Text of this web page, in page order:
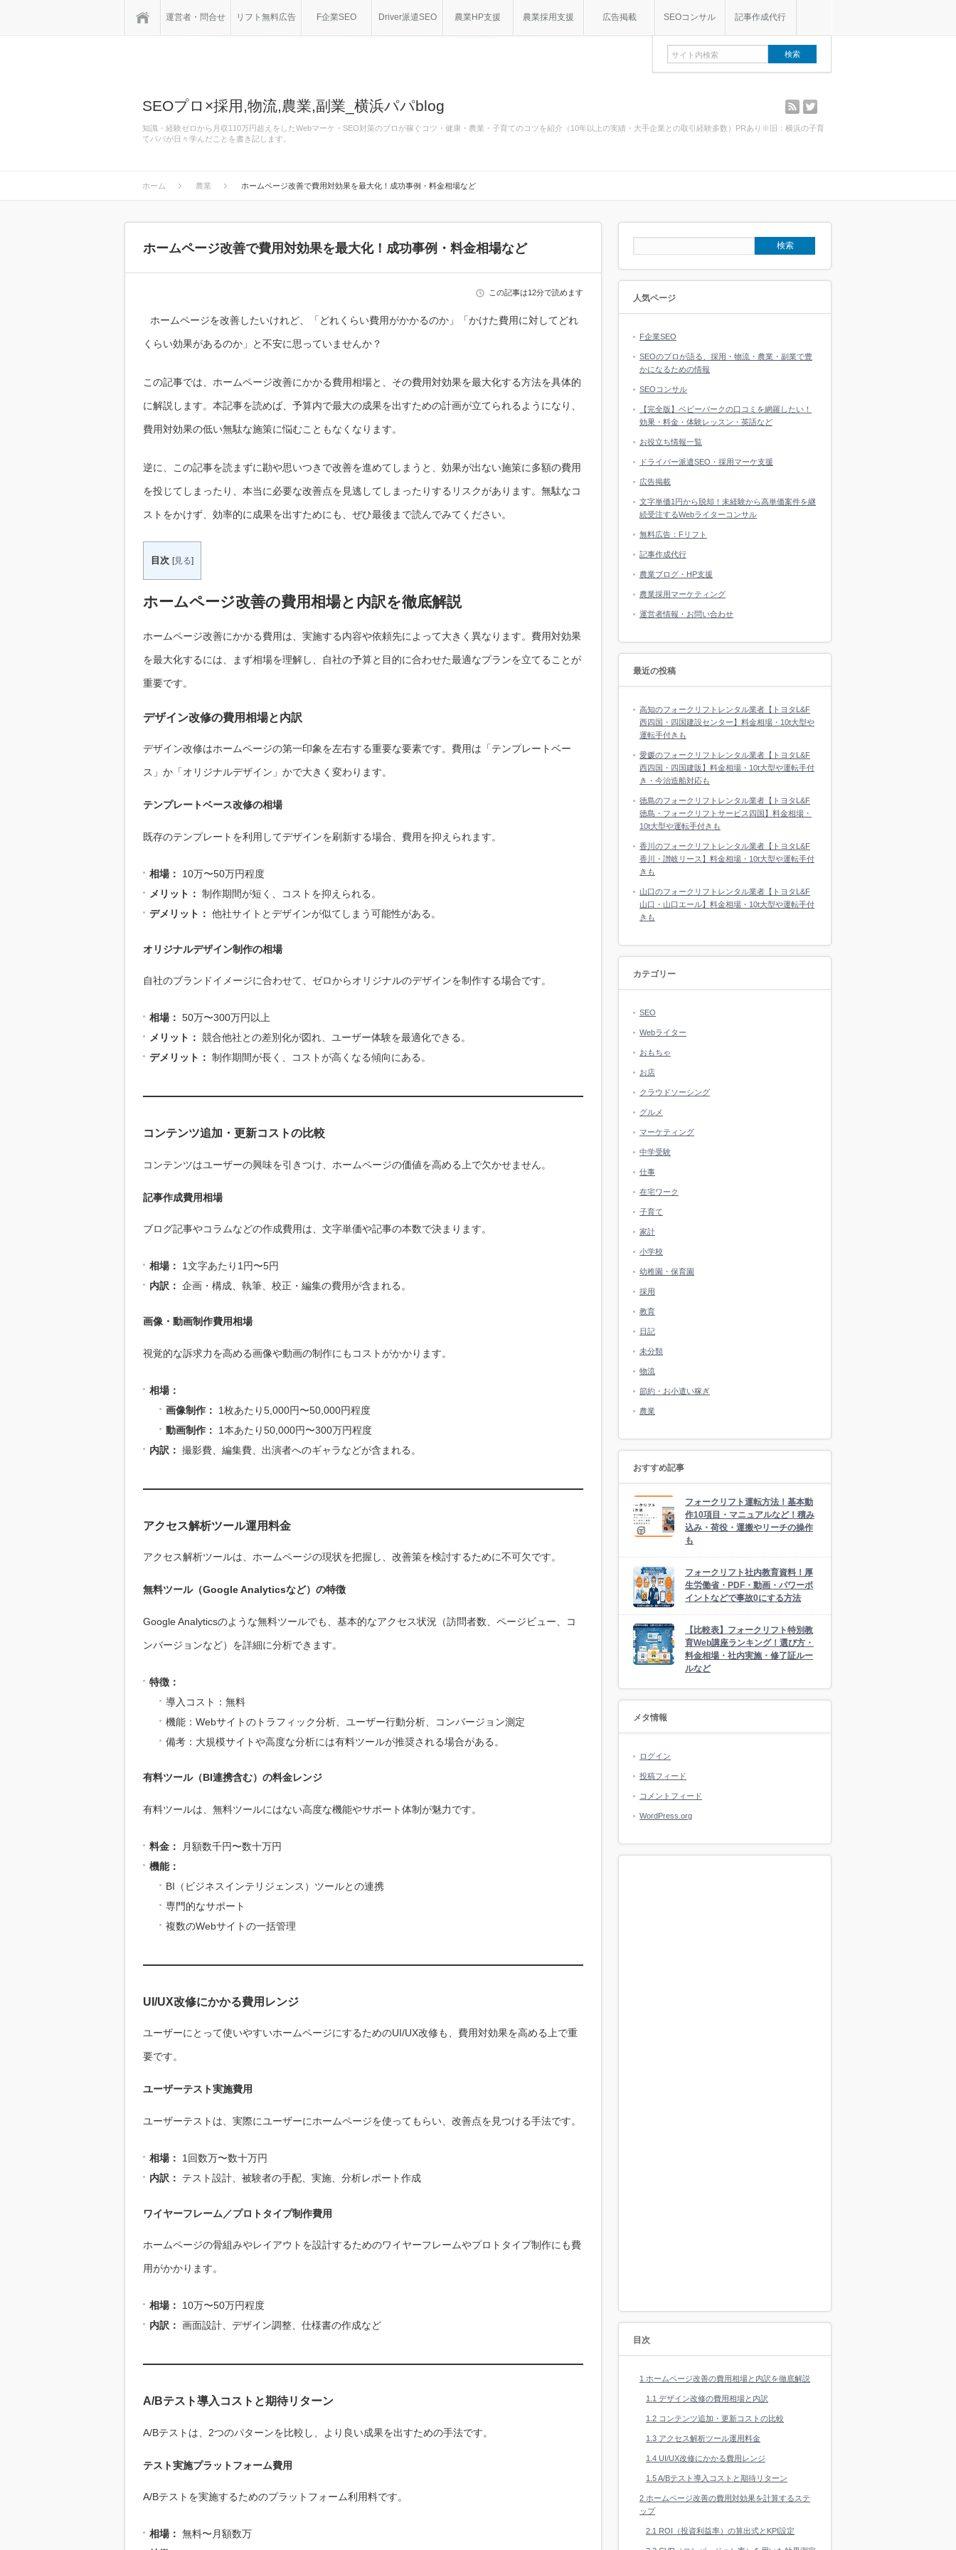
運営者・問合せ リフト無料広告 F企業SEO Driver派遣SEO 農業HP支援 農業採用支援 広告掲載 SEOコンサル 記事作成代行
SEOプロ×採用,物流,農業,副業_横浜パパblog
知識・経験ゼロから月収110万円超えをしたWebマーケ・SEO対策のプロが稼ぐコツ・健康・農業・子育てのコツを紹介（10年以上の実績・大手企業との取引経験多数）PRあり※旧：横浜の子育
てパパが日々学んだことを書き記します。
rss
ホーム 農業 ホームページ改善で費用対効果を最大化！成功事例・料金相場など
ホームページ改善で費用対効果を最大化！成功事例・料金相場など
この記事は12分で読めます
ホームページを改善したいけれど、「どれくらい費用がかかるのか」「かけた費用に対してどれ
くらい効果があるのか」と不安に思っていませんか？
この記事では、ホームページ改善にかかる費用相場と、その費用対効果を最大化する方法を具体的
に解説します。本記事を読めば、予算内で最大の成果を出すための計画が立てられるようになり、
費用対効果の低い無駄な施策に悩むこともなくなります。
逆に、この記事を読まずに勘や思いつきで改善を進めてしまうと、効果が出ない施策に多額の費用
を投じてしまったり、本当に必要な改善点を見逃してしまったりするリスクがあります。無駄なコ
ストをかけず、効率的に成果を出すためにも、ぜひ最後まで読んでみてください。
目次 [見る]
ホームページ改善の費用相場と内訳を徹底解説
ホームページ改善にかかる費用は、実施する内容や依頼先によって大きく異なります。費用対効果
を最大化するには、まず相場を理解し、自社の予算と目的に合わせた最適なプランを立てることが
重要です。
デザイン改修の費用相場と内訳
デザイン改修はホームページの第一印象を左右する重要な要素です。費用は「テンプレートベー
ス」か「オリジナルデザイン」かで大きく変わります。
テンプレートベース改修の相場
既存のテンプレートを利用してデザインを刷新する場合、費用を抑えられます。
相場：
10万〜50万円程度
メリット： 制作期間が短く、コストを抑えられる。
デメリット： 他社サイトとデザインが似てしまう可能性がある。
オリジナルデザイン制作の相場
自社のブランドイメージに合わせて、ゼロからオリジナルのデザインを制作する場合です。
相場： 50万〜300万円以上
メリット： 競合他社との差別化が図れ、ユーザー体験を最適化できる。
デメリット： 制作期間が長く、コストが高くなる傾向にある。
コンテンツ追加・更新コストの比較
コンテンツはユーザーの興味を引きつけ、ホームページの価値を高める上で欠かせません。
記事作成費用相場
ブログ記事やコラムなどの作成費用は、文字単価や記事の本数で決まります。
相場：
1文字あたり1円〜5円
内訳： 企画・構成、執筆、校正・編集の費用が含まれる。
画像・動画制作費用相場
視覚的な訴求力を高める画像や動画の制作にもコストがかかります。
相場：
画像制作：
1枚あたり5,000円〜50,000円程度
動画制作：
1本あたり50,000円〜300万円程度
内訳： 撮影費、編集費、出演者へのギャラなどが含まれる。
アクセス解析ツール運用料金
アクセス解析ツールは、ホームページの現状を把握し、改善策を検討するために不可欠です。
無料ツール（Google Analyticsなど）の特徴
Google Analyticsのような無料ツールでも、基本的なアクセス状況（訪問者数、ページビュー、コ
ンバージョンなど）を詳細に分析できます。
特徴：
導入コスト：無料
機能：Webサイトのトラフィック分析、ユーザー行動分析、コンバージョン測定
備考：大規模サイトや高度な分析には有料ツールが推奨される場合がある。
有料ツール（BI連携含む）の料金レンジ
有料ツールは、無料ツールにはない高度な機能やサポート体制が魅力です。
料金：
月額数千円〜数十万円
機能：
BI（ビジネスインテリジェンス）ツールとの連携
専門的なサポート
複数のWebサイトの一括管理
UI/UX改修にかかる費用レンジ
ユーザーにとって使いやすいホームページにするためのUI/UX改修も、費用対効果を高める上で重
要です。
ユーザーテスト実施費用
ユーザーテストは、実際にユーザーにホームページを使ってもらい、改善点を見つける手法です。
相場：
1回数万〜数十万円
内訳：
テスト設計、被験者の手配、実施、分析レポート作成
ワイヤーフレーム／プロトタイプ制作費用
ホームページの骨組みやレイアウトを設計するためのワイヤーフレームやプロトタイプ制作にも費
用がかかります。
相場：
10万〜50万円程度
内訳： 画面設計、デザイン調整、仕様書の作成など
A/Bテスト導入コストと期待リターン
A/Bテストは、2つのパターンを比較し、より良い成果を出すための手法です。
テスト実施プラットフォーム費用
A/Bテストを実施するためのプラットフォーム利用料です。
相場： 無料〜月額数万
人気ページ
F企業SEO
SEOのプロが語る、採用・物流・農業・副業で豊
かになるための情報
SEOコンサル
【完全版】ベビーパークの口コミを網羅したい！
効果・料金・体験レッスン・英語など
お役立ち情報一覧
ドライバー派遣SEO・採用マーケ支援
広告掲載
文字単価1円から脱却！未経験から高単価案件を継
続受注するWebライターコンサル
無料広告：Fリフト
記事作成代行
農業ブログ・HP支援
農業採用マーケティング
運営者情報・お問い合わせ
最近の投稿
高知のフォークリフトレンタル業者【トヨタL&F
西四国・四国建設センター】料金相場・10t大型や
運転手付きも
愛媛のフォークリフトレンタル業者【トヨタL&F
西四国・四国建販】料金相場・10t大型や運転手付
き・今治造船対応も
徳島のフォークリフトレンタル業者【トヨタL&F
徳島・フォークリフトサービス四国】料金相場・
10t大型や運転手付きも
香川のフォークリフトレンタル業者【トヨタL&F
香川・讃岐リース】料金相場・10t大型や運転手付
きも
山口のフォークリフトレンタル業者【トヨタL&F
山口・山口エール】料金相場・10t大型や運転手付
きも
カテゴリー
SEO
Webライター
おもちゃ
お店
クラウドソーシング
グルメ
マーケティング
中学受験
仕事
在宅ワーク
子育て
家計
小学校
幼稚園・保育園
採用
教育
日記
未分類
物流
節約・お小遣い稼ぎ
農業
おすすめ記事
フォークリフト運転方法！基本動
作10項目・マニュアルなど！積み
込み・荷役・運搬やリーチの操作
も
フォークリフト社内教育資料！厚
生労働省・PDF・動画・パワーポ
イントなどで事故0にする方法
【比較表】フォークリフト特別教
育Web講座ランキング！選び方・
料金相場・社内実施・修了証ルー
ルなど
メタ情報
ログイン
投稿フィード
コメントフィード
WordPress.org
目次
1 ホームページ改善の費用相場と内訳を徹底解説
1.1 デザイン改修の費用相場と内訳
1.2 コンテンツ追加・更新コストの比較
1.3 アクセス解析ツール運用料金
1.4 UI/UX改修にかかる費用レンジ
1.5A/Bテスト導入コストと期待リターン
2 ホームページ改善の費用対効果を計算するステ
ップ
2.1 ROI（投資利益率）の算出式とKPI設定